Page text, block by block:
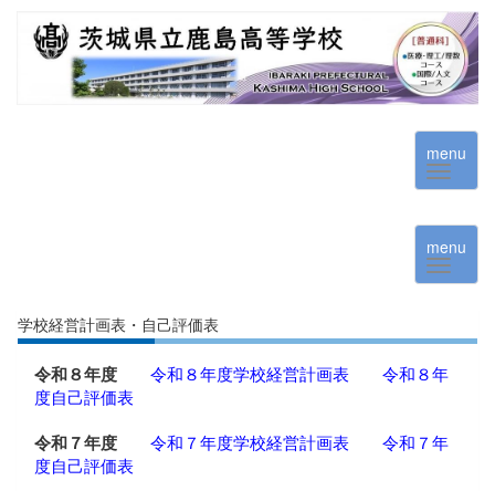
menu
menu
学校経営計画表・自己評価表
令和８年度 令和８年度学校経営計画表
令和８年
度自己評価表
令和７年度 令和７年度学校経営計画表
令和７年
度自己評価表